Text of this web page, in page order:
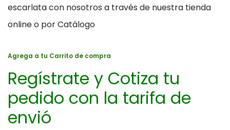
escarlata con nosotros a través de nuestra tienda
online o por Catálogo
Agrega a tu Carrito de compra
Regístrate y Cotiza tu
pedido con la tarifa de
envió